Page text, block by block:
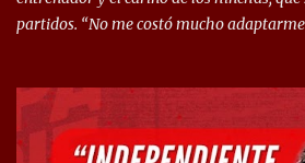
partidos. “No me costó mucho
llegué a un Independiente que juega
mucho. Me favorece por la forma de
ayudó a que me adapte”. “Me siento